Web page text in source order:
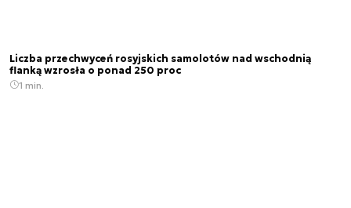
Liczba przechwyceń rosyjskich samolotów nad wschodnią
flanką wzrosła o ponad 250 proc
1 min.